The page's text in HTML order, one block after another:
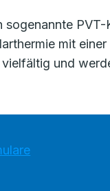
mit
und